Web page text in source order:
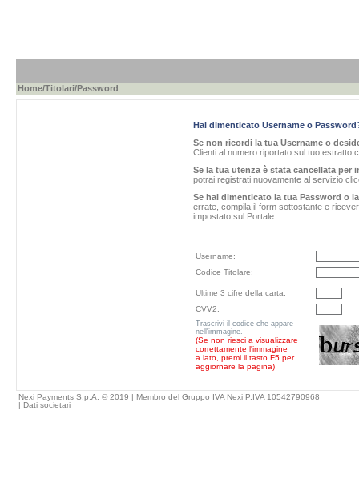
Home/Titolari/Password
Hai dimenticato Username o
Se non ricordi la tua Username o
Clienti al numero riportato sul tuo estratto
Se la tua utenza è stata cancellata per
potrai registrati nuovamente al servizio
Se hai dimenticato la tua Password o
errate, compila il form sottostante e
impostato sul Portale.
Username:
Codice Titolare:
Ultime 3 cifre della carta:
CVV2:
Trascrivi il codice che appare
nell'immagine.
(Se non riesci a visualizzare
correttamente l'immagine
a lato, premi il tasto F5 per
aggiornare la pagina)
Nexi Payments S.p.A. © 2019 | Membro del Gruppo IVA Nexi P.IVA 10542790968
| Dati societari